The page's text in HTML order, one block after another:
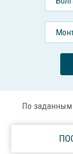
По заданным